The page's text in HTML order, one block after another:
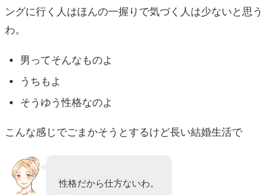
ングに行く人はほんの一握りで気づく人は少ないと思う
わ。
男ってそんなものよ
うちもよ
そうゆう性格なのよ
こんな感じでごまかそうとするけど長い結婚生活で
性格だから仕方ないわ。